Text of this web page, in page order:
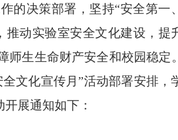
的决策部署，坚持“安全第一
动实验室安全文化建设，提
师生生命财产安全和校园稳定
文化宣传月”活动部署安排，
展通知如下：